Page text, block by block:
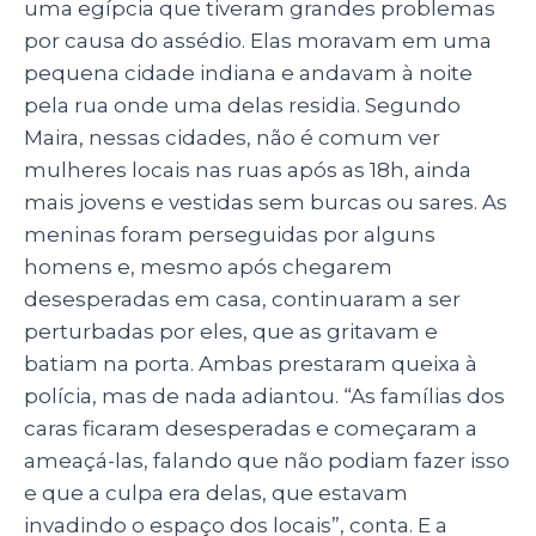
uma egípcia que tiveram grandes problemas
por causa do assédio. Elas moravam em uma
pequena cidade indiana e andavam à noite
pela rua onde uma delas residia. Segundo
Maira, nessas cidades, não é comum ver
mulheres locais nas ruas após as 18h, ainda
mais jovens e vestidas sem burcas ou sares. As
meninas foram perseguidas por alguns
homens e, mesmo após chegarem
desesperadas em casa, continuaram a ser
perturbadas por eles, que as gritavam e
batiam na porta. Ambas prestaram queixa à
polícia, mas de nada adiantou. “As famílias dos
caras ficaram desesperadas e começaram a
ameaçá-las, falando que não podiam fazer isso
e que a culpa era delas, que estavam
invadindo o espaço dos locais”, conta. E a